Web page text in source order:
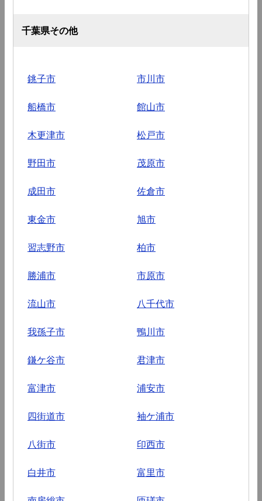
千葉県その他
銚子市 市川市
船橋市 館山市
木更津市 松戸市
野田市 茂原市
成田市 佐倉市
東金市 旭市
習志野市 柏市
勝浦市 市原市
流山市 八千代市
我孫子市 鴨川市
鎌ケ谷市 君津市
富津市 浦安市
四街道市 袖ケ浦市
八街市 印西市
白井市 富里市